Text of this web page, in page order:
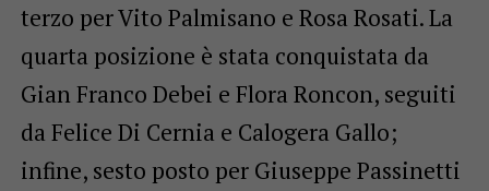
terzo per Vito Palmisano e Rosa Rosati. La
quarta posizione è stata conquistata da
Gian Franco Debei e Flora Roncon, seguiti
da Felice Di Cernia e Calogera Gallo;
infine, sesto posto per Giuseppe Passinetti